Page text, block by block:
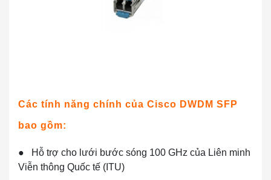
Các tính năng chính của Cisco DWDM SFP
bao gồm:
● Hỗ trợ cho lưới bước sóng 100 GHz của Liên minh
Viễn thông Quốc tế (ITU)